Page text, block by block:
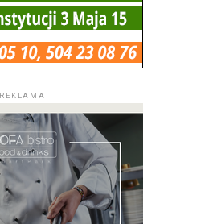
REKLAMA